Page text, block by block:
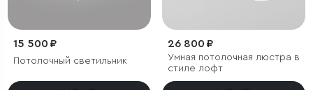
15 500 ₽
Потолочный светильник
26 800 ₽
Умная потолочная люстра в
стиле лофт